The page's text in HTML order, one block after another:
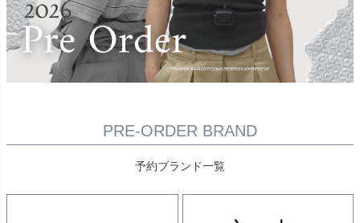
PRE-ORDER BRAND
予約ブランド一覧